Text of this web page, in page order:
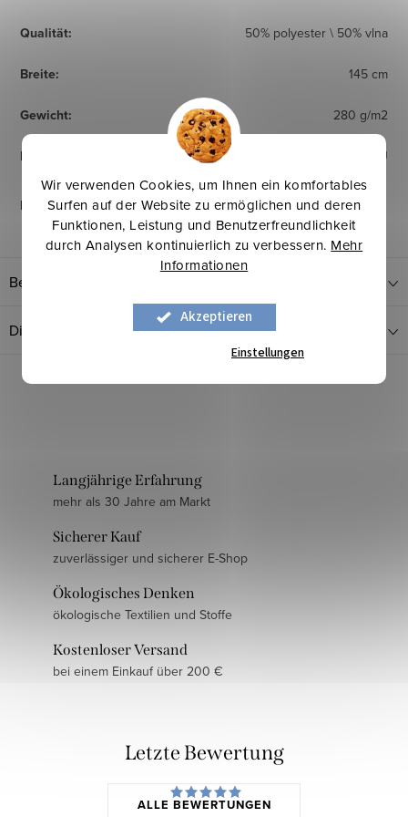
Wir verwenden Cookies, um Ihnen ein komfortables
Surfen auf der Website zu ermöglichen und deren
Funktionen, Leistung und Benutzerfreundlichkeit
durch Analysen kontinuierlich zu verbessern. Mehr
Informationen
Akzeptieren
Einstellungen
Qualität: 50% polyester \ 50% vlna
Breite: 145 cm
Gewicht: 280 g/m2
Herkunftsland EU
Pflegehinweise:
Bewertung
Diskussion
Langjährige Erfahrung
mehr als 30 Jahre am Markt
Sicherer Kauf
zuverlässiger und sicherer E-Shop
Ökologisches Denken
ökologische Textilien und Stoffe
Kostenloser Versand
bei einem Einkauf über 200 €
Letzte Bewertung
ALLE BEWERTUNGEN